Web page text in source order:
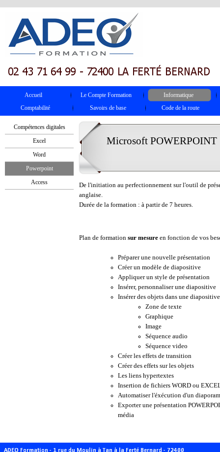
Accueil Le Compte Formation
Informatique
Comptabilité
Savoirs de base Code de la route
Compétences digitales
Excel
Word
Powerpoint
Access
Microsoft POWERPOINT
De l'initiation au perfectionnement sur l'outil de
anglaise.
Durée de la formation : à partir de 7 heures.
Plan de formation sur mesure en fonction de vos
Préparer une nouvelle présentation
Créer un modèle de diapositive
Appliquer un style de présentation
Insérer, personnaliser une diapositive
Insérer des objets dans une diapositive
Zone de texte
Graphique
Image
Séquence audio
Séquence video
Créer les effets de transition
Créer des effets sur les objets
Les liens hypertextes
Insertion de fichiers WORD ou
Automatiser l'éxécution d'un
Exporter une présentation
média